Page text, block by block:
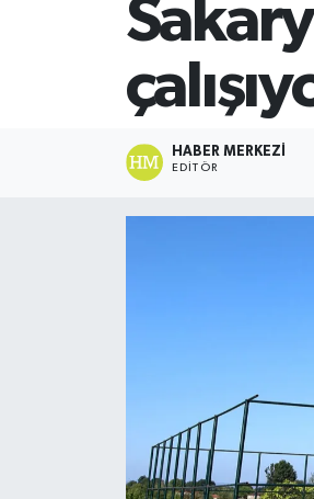
HABER MERKEZI
EDITÖR
SİYASET
Teknoloji
TRABZON